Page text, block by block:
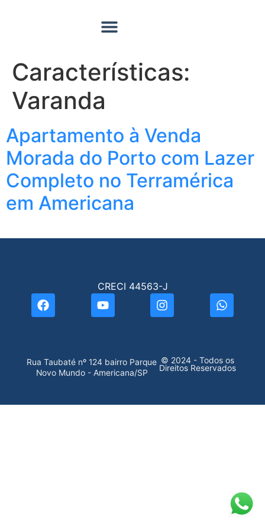
Características:
Varanda
Apartamento à Venda
Morada do Porto com Lazer
Completo no Terramérica
em Americana
CRECI 44563-J
Rua Taubaté nº 124 bairro Parque
Novo Mundo - Americana/SP
© 2024 - Todos os
Direitos Reservados